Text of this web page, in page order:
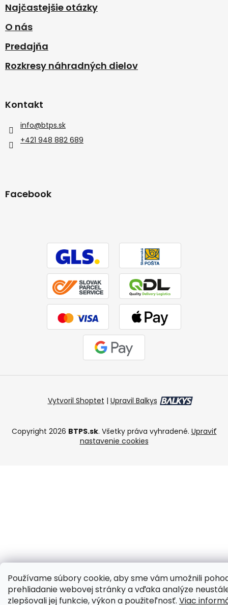
Používame súbory cookie, aby sme vám umožnili
prehliadanie webovej stránky a vďaka analýze
zlepšovali jej funkcie, výkon a použiteľnosť. Viac
Najčastejšie otázky
O nás
Predajňa
Rozkresy náhradných dielov
Kontakt
info@btps.sk
+421 948 882 689
Facebook
Vytvoril Shoptet | Upravil Balkys
Copyright 2026 BTPS.sk. Všetky práva vyhradené. Upraviť
nastavenie cookies